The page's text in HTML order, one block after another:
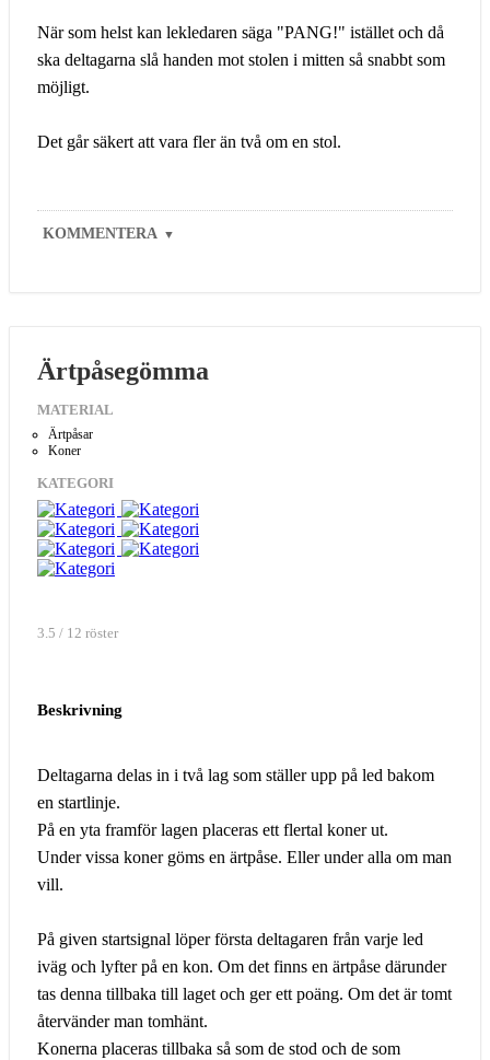
När som helst kan lekledaren säga "PANG!" istället och då
ska deltagarna slå handen mot stolen i mitten så snabbt som
möjligt.
Det går säkert att vara fler än två om en stol.
KOMMENTERA ▼
Ärtpåsegömma
MATERIAL
Ärtpåsar
Koner
KATEGORI
3.5 / 12 röster
Beskrivning
Deltagarna delas in i två lag som ställer upp på led bakom
en startlinje.
På en yta framför lagen placeras ett flertal koner ut.
Under vissa koner göms en ärtpåse. Eller under alla om man
vill.
På given startsignal löper första deltagaren från varje led
iväg och lyfter på en kon. Om det finns en ärtpåse därunder
tas denna tillbaka till laget och ger ett poäng. Om det är tomt
återvänder man tomhänt.
Konerna placeras tillbaka så som de stod och de som